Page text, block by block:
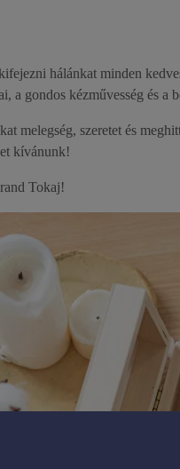
hálánkat minden
a gondos kézművesség és
melegség, szeretet és
kívánunk!
Tokaj!